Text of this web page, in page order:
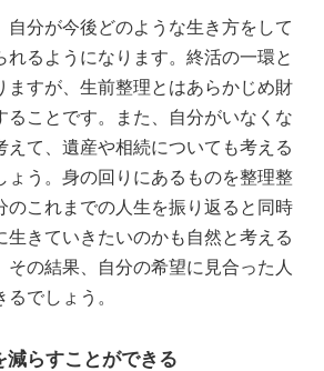
自分が今後どのような生き方をして
れるようになります。終活の一環と
ますが、生前整理とはあらかじめ財
ることです。また、自分がいなくな
えて、遺産や相続についても考える
ょう。身の回りにあるものを整理整
のこれまでの人生を振り返ると同時
生きていきたいのかも自然と考える
その結果、自分の希望に見合った人
でしょう。
減らすことができる